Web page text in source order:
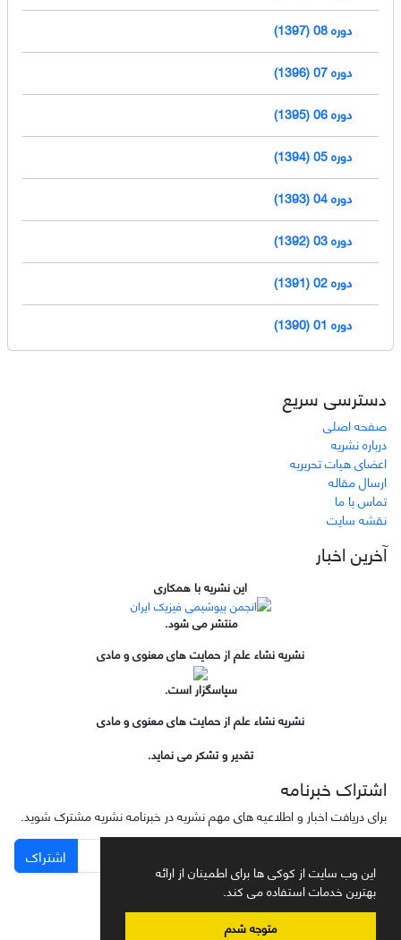
این وب سایت از کوکی ها برای اطمینان از ارائه
بهترین خدمات استفاده می کند.
متوجه شدم
دوره 08 (1397)
دوره 07 (1396)
دوره 06 (1395)
دوره 05 (1394)
دوره 04 (1393)
دوره 03 (1392)
دوره 02 (1391)
دوره 01 (1390)
دسترسی سریع
صفحه اصلی
درباره نشریه
اعضای هیات تحریریه
ارسال مقاله
تماس با ما
نقشه سایت
آخرین اخبار
این نشریه با همکاری
منتشر می شود.
نشریه نشاء علم از حمایت های معنوی و مادی
سپاسگزار است.
نشریه نشاء علم از حمایت های معنوی و مادی
تقدیر و تشکر می نماید.
اشتراک خبرنامه
برای دریافت اخبار و اطلاعیه های مهم نشریه در خبرنامه نشریه مشترک شوید.
اشتراک